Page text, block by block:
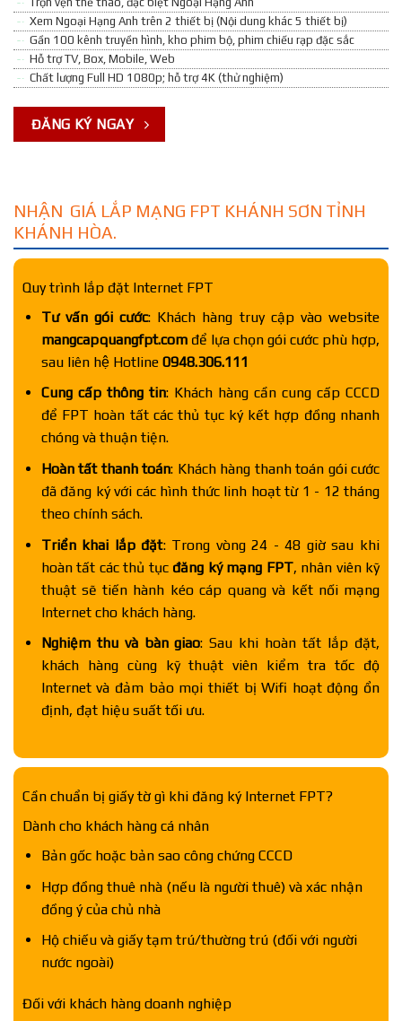
Xem Ngoại Hạng Anh trên 2 thiết bị (Nội dung khác 5 thiết bị)
Gần 100 kênh truyền hình, kho phim bộ, phim chiếu rạp đặc sắc
Hỗ trợ TV, Box, Mobile, Web
Chất lượng Full HD 1080p; hỗ trợ 4K (thử nghiệm)
ĐĂNG KÝ NGAY
NHẬN GIÁ LẮP MẠNG FPT KHÁNH SƠN TỈNH
KHÁNH HÒA.
Quy trình lắp đặt Internet FPT
Tư vấn gói cước: Khách hàng truy cập vào website
mangcapquangfpt.comđể lựa chọn gói cước phù hợp,
sau liên hệ Hotline 0948.306.111
Cung cấp thông tin: Khách hàng cần cung cấp CCCD
để FPT hoàn tất các thủ tục ký kết hợp đồng nhanh
chóng và thuận tiện.
Hoàn tất thanh toán: Khách hàng thanh toán gói cước
đã đăng ký với các hình thức linh hoạt từ 1 - 12 tháng
theo chính sách.
Triển khai lắp đặt: Trong vòng 24 - 48 giờ sau khi
hoàn tất các thủ tục đăng ký mạng FPT, nhân viên kỹ
thuật sẽ tiến hành kéo cáp quang và kết nối mạng
Internet cho khách hàng.
Nghiệm thu và bàn giao: Sau khi hoàn tất lắp đặt,
khách hàng cùng kỹ thuật viên kiểm tra tốc độ
Internet và đảm bảo mọi thiết bị Wifi hoạt động ổn
định, đạt hiệu suất tối ưu.
Cần chuẩn bị giấy tờ gì khi đăng ký Internet FPT?
Dành cho khách hàng cá nhân
Bản gốc hoặc bản sao công chứng CCCD
Hợp đồng thuê nhà (nếu là người thuê) và xác nhận
đồng ý của chủ nhà
Hộ chiếu và giấy tạm trú/thường trú (đối với người
nước ngoài)
Đối với khách hàng doanh nghiệp